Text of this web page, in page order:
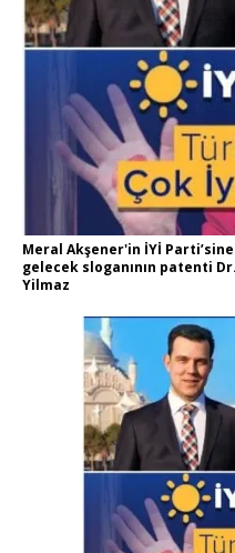
Meral Akşener'in İYİ
gelecek sloganının patenti
Yilmaz